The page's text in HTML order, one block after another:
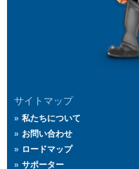
サイトマップ
私たちについて
お問い合わせ
ロードマップ
サポーター